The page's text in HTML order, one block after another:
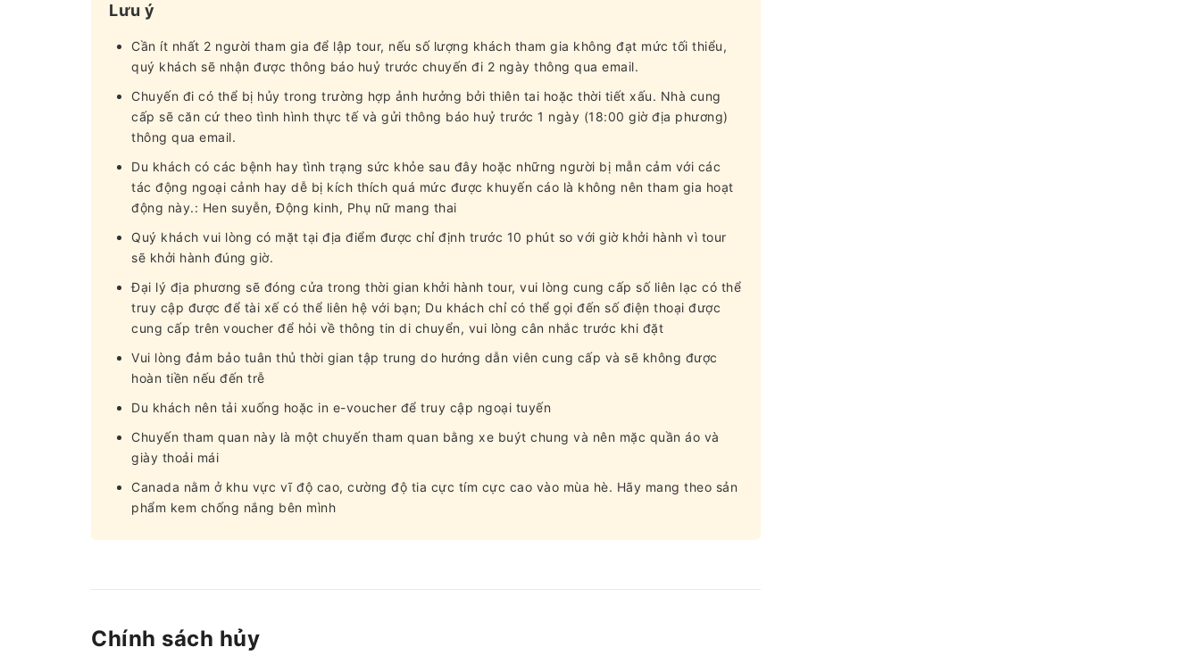
Lưu ý
Cần ít nhất 2 người tham gia để lập tour, nếu số lượng khách tham gia không đạt mức tối thiểu,
quý khách sẽ nhận được thông báo huỷ trước chuyến đi 2 ngày thông qua email.
Chuyến đi có thể bị hủy trong trường hợp ảnh hưởng bởi thiên tai hoặc thời tiết xấu. Nhà cung
cấp sẽ căn cứ theo tình hình thực tế và gửi thông báo huỷ trước 1 ngày (18:00 giờ địa phương)
thông qua email.
Du khách có các bệnh hay tình trạng sức khỏe sau đây hoặc những người bị mẫn cảm với các
tác động ngoại cảnh hay dễ bị kích thích quá mức được khuyến cáo là không nên tham gia hoạt
động này.: Hen suyễn, Động kinh, Phụ nữ mang thai
Quý khách vui lòng có mặt tại địa điểm được chỉ định trước 10 phút so với giờ khởi hành vì tour
sẽ khởi hành đúng giờ.
Đại lý địa phương sẽ đóng cửa trong thời gian khởi hành tour, vui lòng cung cấp số liên lạc có thể
truy cập được để tài xế có thể liên hệ với bạn; Du khách chỉ có thể gọi đến số điện thoại được
cung cấp trên voucher để hỏi về thông tin di chuyển, vui lòng cân nhắc trước khi đặt
Vui lòng đảm bảo tuân thủ thời gian tập trung do hướng dẫn viên cung cấp và sẽ không được
hoàn tiền nếu đến trễ
Du khách nên tải xuống hoặc in e-voucher để truy cập ngoại tuyến
Chuyến tham quan này là một chuyến tham quan bằng xe buýt chung và nên mặc quần áo và
giày thoải mái
Canada nằm ở khu vực vĩ độ cao, cường độ tia cực tím cực cao vào mùa hè. Hãy mang theo sản
phẩm kem chống nắng bên mình
Chính sách hủy